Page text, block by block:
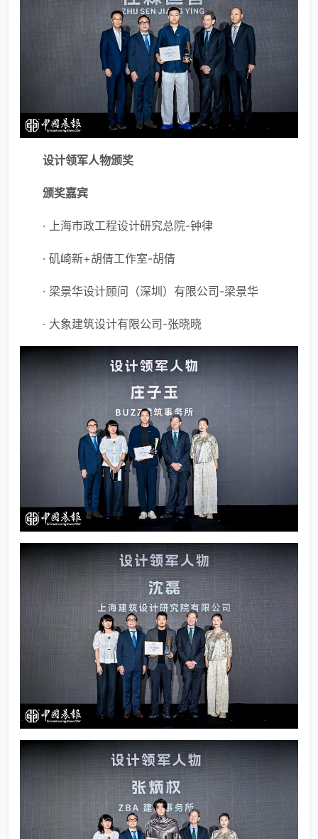
设计领军人物颁奖
颁奖嘉宾
· 上海市政工程设计研究总院-钟律
· 矶崎新+胡倩工作室-胡倩
· 梁景华设计顾问（深圳）有限公司-梁景华
· 大象建筑设计有限公司-张晓晓